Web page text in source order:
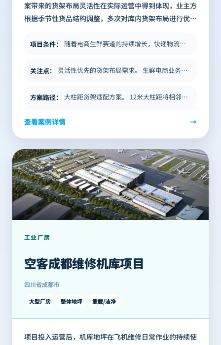
案带来的货架布局灵活性在实际运营中得到体现，业主方
根据季节性货品结构调整，多次对库内货架布局进行优
体系在电商冷链细分场景的代表性工程…
项目条件： 随着电商生鲜赛道的持续增长，快递物流企业对冷链仓储的需求已从简单的温控存储升级为集收货、分拣、分装、分拨于一体的综合…
关注点： 灵活性优先的货架布局需求。 生鲜电商业务的货品结构随季节和市场波动变化较大，冷库货架布局需定期调整以适应不同货品。传…
方案路径： 大柱距货架适配方案。 12米大柱距将相邻立柱间距扩大，库内货架排列的自由度大幅提升。以标准托盘宽度和叉车通道尺寸为基…
查看案例详情 →
工业厂房
空客成都维修机库项目
四川省成都市
大型厂房 整体地坪 重载/洁净
项目投入运营后，机库地坪在飞机维修日常作业的持续使